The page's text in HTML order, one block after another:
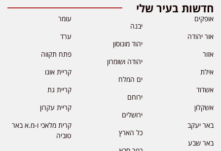
חדשות בעיר שלי
אופקים
אור יהודה
אזור
אילת
אשדוד
אשקלון
באר יעקב
באר שבע
יבנה
יהוד מונוסון
יהודה ושומרון
ים המלח
ירוחם
ירושלים
כל הארץ
עומר
ערד
פתח תקווה
קריית אונו
קריית גת
קריית עקרון
קרית מלאכי ו-מ.א באר
טוביה